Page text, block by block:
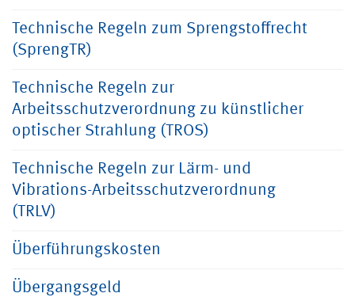
Technische Regeln zum Sprengstoffrecht
(SprengTR)
Technische Regeln zur
Arbeitsschutzverordnung zu künstlicher
optischer Strahlung (TROS)
Technische Regeln zur Lärm- und
Vibrations-Arbeitsschutzverordnung
(TRLV)
Überführungskosten
Übergangsgeld